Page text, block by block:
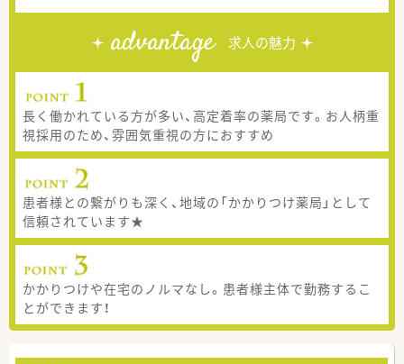
advantage 求人の魅力
長く働かれている方が多い、高定着率の薬局です。お人柄重
視採用のため、雰囲気重視の方におすすめ
患者様との繋がりも深く、地域の「かかりつけ薬局」として
信頼されています★
かかりつけや在宅のノルマなし。患者様主体で勤務するこ
とができます！